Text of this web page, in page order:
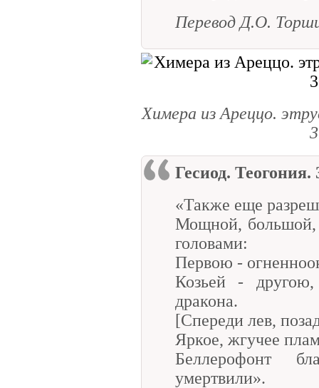
Перевод Д.О.
Химера из Ареццо.
Гесиод. Теогония.
«Также еще
Мощной, большой,
головами:
Первою -
Козьей -
дракона.
[Спереди лев,
Яркое, жгучее
Беллерофонт
умертвили».